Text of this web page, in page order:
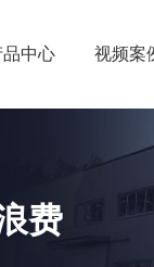
品中心 视频案
费